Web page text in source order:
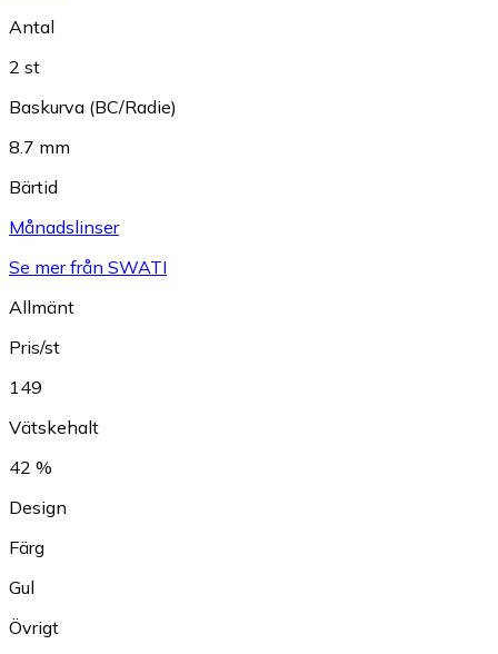
Antal
2 st
Baskurva (BC/Radie)
8.7 mm
Bärtid
Månadslinser
Se mer från SWATI
Allmänt
Pris/st
149
Vätskehalt
42 %
Design
Färg
Gul
Övrigt